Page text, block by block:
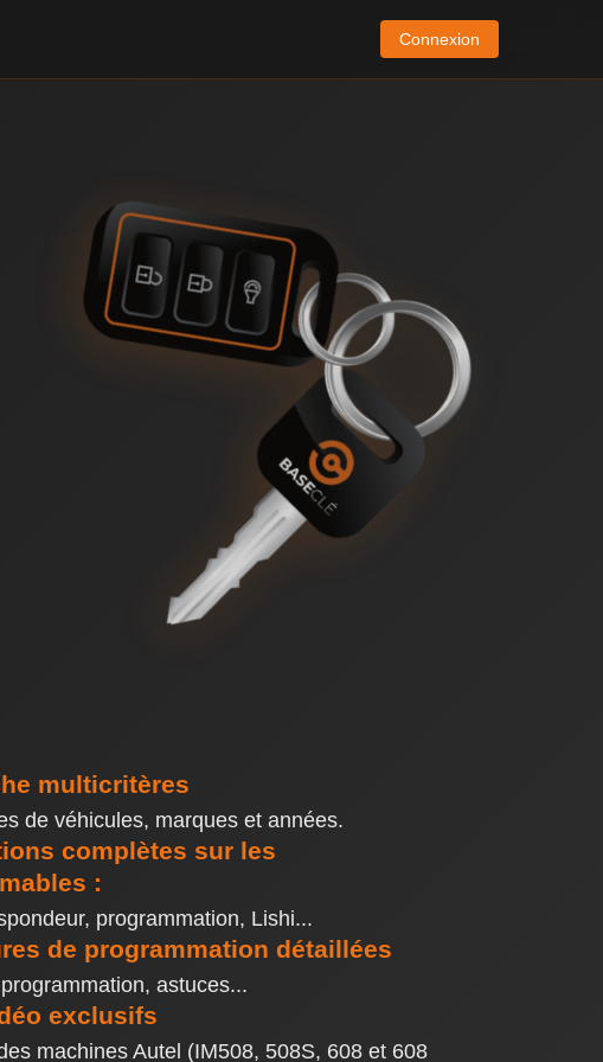
Connexion
multicritères
de véhicules, marques et années.
complètes sur les
:
programmation, Lishi...
de programmation détaillées
astuces...
exclusifs
machines Autel (IM508, 508S, 608 et 608